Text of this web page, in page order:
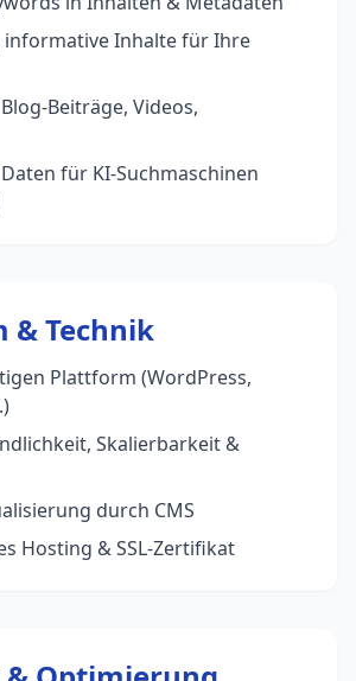
informative Inhalte für Ihre
Beiträge, Videos,
für KI-Suchmaschinen
& Technik
Plattform (WordPress,
Skalierbarkeit &
durch CMS
Hosting & SSL-Zertifikat